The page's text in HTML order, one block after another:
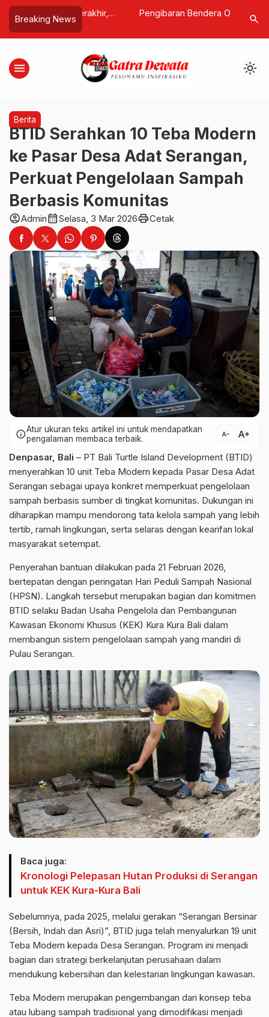
Breaking News
Berakhir,
di Tahan Pihak
1 tahun Capai
Pengibaran Bendera One Piece Bisa
Berarti Mengkhianat
Defisit
Muncul
search
menu light_mode
Berita
BTID Serahkan 10 Teba Modern
ke Pasar Desa Adat Serangan,
Perkuat Pengelolaan Sampah
Berbasis Komunitas
account_circleAdmincalendar_monthSelasa, 3 Mar 2026printCetak
infoAtur ukuran teks artikel ini untuk mendapatkan
pengalaman membaca terbaik.
text_decrease text_increase
Denpasar, Bali – PT Bali Turtle Island Development (BTID)
menyerahkan 10 unit Teba Modern kepada Pasar Desa Adat
Serangan sebagai upaya konkret memperkuat pengelolaan
sampah berbasis sumber di tingkat komunitas. Dukungan ini
diharapkan mampu mendorong tata kelola sampah yang lebih
tertib, ramah lingkungan, serta selaras dengan kearifan lokal
masyarakat setempat.
Penyerahan bantuan dilakukan pada 21 Februari 2026,
bertepatan dengan peringatan Hari Peduli Sampah Nasional
(HPSN). Langkah tersebut merupakan bagian dari komitmen
BTID selaku Badan Usaha Pengelola dan Pembangunan
Kawasan Ekonomi Khusus (KEK) Kura Kura Bali dalam
membangun sistem pengelolaan sampah yang mandiri di
Pulau Serangan.
Baca juga:
Kronologi Pelepasan Hutan Produksi di Serangan
untuk KEK Kura-Kura Bali
Sebelumnya, pada 2025, melalui gerakan “Serangan Bersinar
(Bersih, Indah dan Asri)”, BTID juga telah menyalurkan 19 unit
Teba Modern kepada Desa Serangan. Program ini menjadi
bagian dari strategi berkelanjutan perusahaan dalam
mendukung kebersihan dan kelestarian lingkungan kawasan.
Teba Modern merupakan pengembangan dari konsep teba
atau lubang sampah tradisional yang dimodifikasi menjadi